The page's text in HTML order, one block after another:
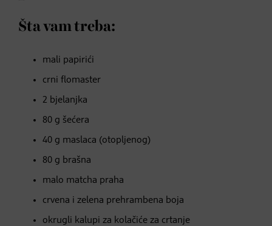
Šta vam treba:
mali papirići
crni flomaster
2 bjelanjka
80 g šećera
40 g maslaca (otopljenog)
80 g brašna
malo matcha praha
crvena i zelena prehrambena boja
okrugli kalupi za kolačiće za crtanje